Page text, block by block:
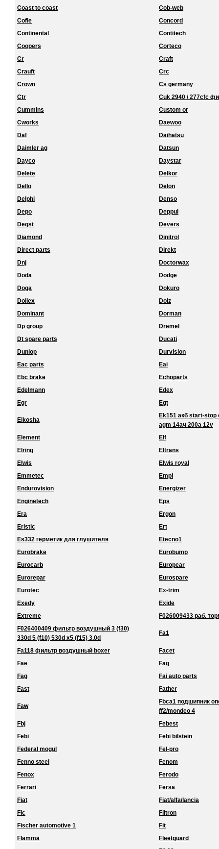
Coast to coast
Cob-web
Cofle
Concord
Continental
Contitech
Coopers
Corteco
Cr
Craft
Crauft
Crc
Crown
Cs germany
Ctr
Cuk 2940 / 277cfc
Cummins
Custom or
Cworks
Daewoo
Daf
Daihatsu
Daimler ag
Datsun
Dayco
Daystar
Delete
Delkor
Dello
Delon
Delphi
Denso
Depo
Deppul
Deqst
Devers
Diamond
Dinitrol
Direct parts
Direkt
Dnj
Doctorwax
Doda
Dodge
Doga
Dokuro
Dollex
Dolz
Dominant
Dorman
Dp group
Dremel
Dt spare parts
Ducati
Dunlop
Durvision
Eac parts
Eai
Ebc brake
Echoparts
Edelmann
Edex
Egr
Egt
Eikosha
Ek151 акб start-
agm 14ач 200a 12v
Element
Elf
Elring
Eltrans
Elwis
Elwis royal
Emmetec
Empi
Endurovision
Energizer
Enginetech
Eps
Era
Ergon
Eristic
Ert
Es332 герметик для глушителя
Etecno1
Eurobrake
Eurobump
Eurocarb
Europear
Eurorepar
Eurospare
Eurotec
Ex-trim
Exedy
Exide
Extreme
F026009433 раб.
F026400409 фильтр воздушный 3 (f30)
330d 5 (f10) 530d x5 (f15) 3.0d
Fa1
Fa118 фильтр воздушный boxer
Facet
Fae
Fag
Fag
Fai auto parts
Fast
Father
Faw
Fbca1 подшипник
ff2/mondeo 4
Fbj
Febest
Febi
Febi bilstein
Federal mogul
Fel-pro
Fenno steel
Fenom
Fenox
Ferodo
Ferrari
Fersa
Fiat
Fiat/alfa/lancia
Fic
Filtron
Fischer automotive 1
Fit
Flamma
Fleetguard